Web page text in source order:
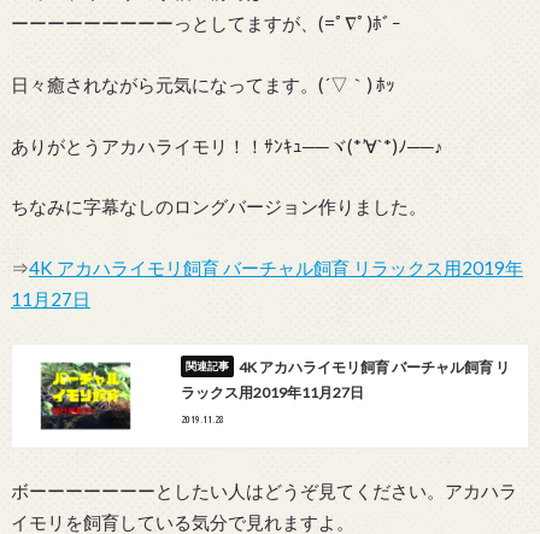
ーーーーーーーーーっとしてますが、(=ﾟ∇ﾟ)ﾎﾞｰ
日々癒されながら元気になってます。(´▽｀) ﾎｯ
ありがとうアカハライモリ！！ｻﾝｷｭ──ヾ(*’∀`*)ﾉ──♪
ちなみに字幕なしのロングバージョン作りました。
⇒4K アカハライモリ飼育 バーチャル飼育 リラックス用2019年
11月27日
4K アカハライモリ飼育 バーチャル飼育 リ
ラックス用2019年11月27日
2019.11.28
ボーーーーーーーとしたい人はどうぞ見てください。アカハラ
イモリを飼育している気分で見れますよ。